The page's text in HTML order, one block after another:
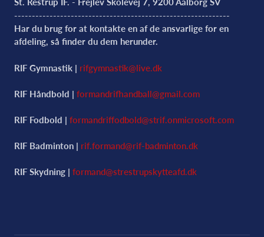
-------------------------------------------------------------
Har du brug for at kontakte en af de ansvarlige for en
afdeling, så finder du dem herunder.
RIF Gymnastik | rifgymnastik@live.dk
RIF Håndbold | formandrifhandball@gmail.com
RIF Fodbold | formandriffodbold@strif.onmicrosoft.com
RIF Badminton | rif.formand@rif-badminton.dk
RIF Skydning | formand@strestrupskytteafd.dk